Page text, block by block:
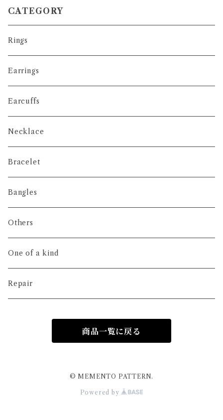
CATEGORY
Rings
Earrings
Earcuffs
Necklace
Bracelet
Bangles
Others
One of a kind
Repair
商品一覧に戻る
© MEMENTO PATTERN.
Powered by